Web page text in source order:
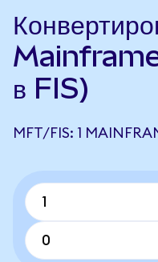
в FIS)
MFT/FIS: 1